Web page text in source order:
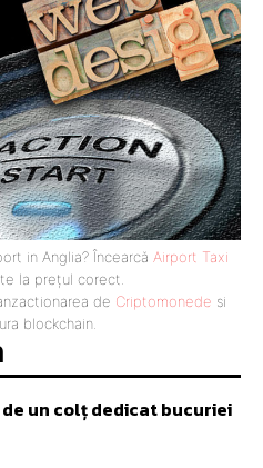
in Anglia? Încearcă Airport Taxi
la prețul corect.
de Criptomonede si
blockchain.
un colț dedicat bucuriei